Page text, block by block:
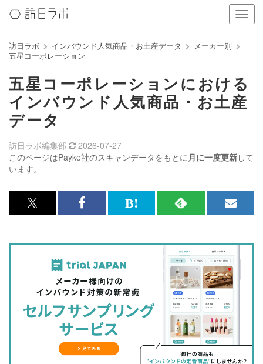
ナ
ビ
ン
の
表
り
る
訪日ラボ インバウンド人気商品・お土産データ
メーカー別
五星コーポレーション
五星コーポレーションにおける
インバウンド人気商品・お土産
データ
このページはPayke社のスキャンデータをもとに月に一度更新して
います。
訪日ラボ編集部 2026-07-27
x<br>
記
を
シ
ェ
Facebook<br>
記
事
を
シ
ェ
ア
す
は
な
ッ
ク
マ
RSS
記
事
を
購
読
す
る
メ
マ
ガ
登
録
す
る